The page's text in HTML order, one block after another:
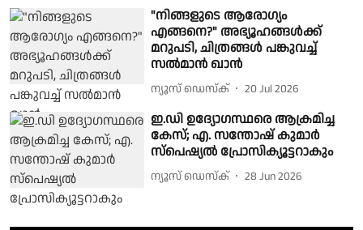
"നിങ്ങളുടെ ആരോഗ്യം
എങ്ങനെ?" അഭ്യൂഹങ്ങൾക്ക്
മറുപടി, ചിത്രങ്ങൾ പങ്കുവച്ച്
സൽമാൻ ഖാൻ
ന്യൂസ് ഡെസ്ക് 20 Jul 2026
ഇ.ഡി ഉദ്യോഗസ്ഥരെ ആക്രമിച്ച
കേസ്; എ. സന്തോഷ് കുമാർ
സ്പെഷ്യൽ പ്രോസിക്യൂട്ടറാകും
ന്യൂസ് ഡെസ്ക് 28 Jun 2026